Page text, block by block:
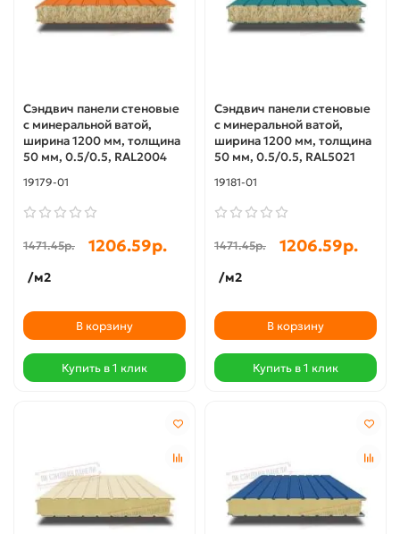
Сэндвич панели стеновые
с минеральной ватой,
ширина 1200 мм, толщина
50 мм, 0.5/0.5, RAL2004
19179-01
1471.45р. 1206.59р.
/м2
В корзину
Купить в 1 клик
Сэндвич панели стеновые
с минеральной ватой,
ширина 1200 мм, толщина
50 мм, 0.5/0.5, RAL5021
19181-01
1471.45р. 1206.59р.
/м2
В корзину
Купить в 1 клик